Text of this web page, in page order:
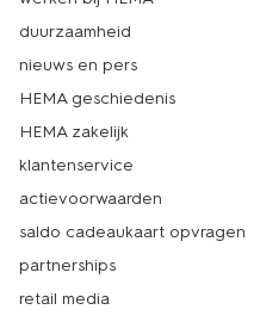
duurzaamheid
nieuws en pers
HEMA geschiedenis
HEMA zakelijk
klantenservice
actievoorwaarden
saldo cadeaukaart opvragen
partnerships
retail media